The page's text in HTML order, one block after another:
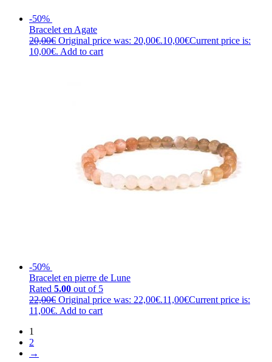
-50%
Bracelet en Agate
20,00€ Original price was: 20,00€.10,00€Current price is:
10,00€. Add to cart
-50%
Bracelet en pierre de Lune
Rated 5.00 out of 5
22,00€ Original price was: 22,00€.11,00€Current price is:
11,00€. Add to cart
1
2
→